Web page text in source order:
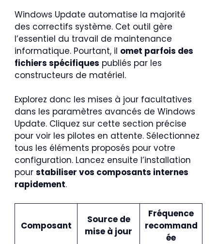
Windows Update automatise la majorité
des correctifs système. Cet outil gère
l’essentiel du travail de maintenance
informatique. Pourtant, il omet parfois des
fichiers spécifiques publiés par les
constructeurs de matériel.
Explorez donc les mises à jour facultatives
dans les paramètres avancés de Windows
Update. Cliquez sur cette section précise
pour voir les pilotes en attente. Sélectionnez
tous les éléments proposés pour votre
configuration. Lancez ensuite l’installation
pour stabiliser vos composants internes
rapidement.
Composant
Source de
mise à jour
Fréquence
recommand
ée